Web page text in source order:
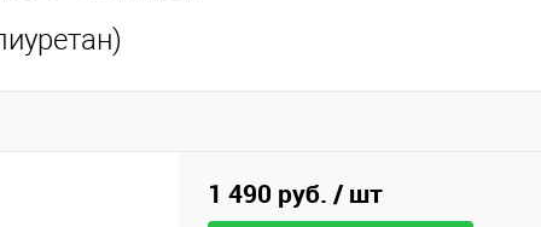
1 490 руб. / шт